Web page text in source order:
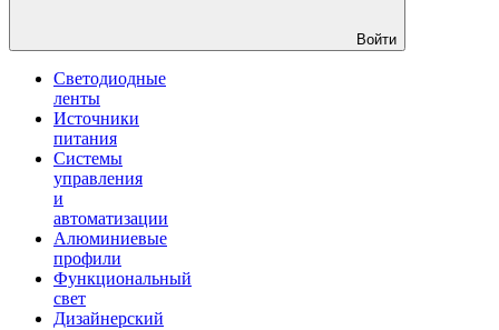
Войти
Светодиодные
ленты
Источники
питания
Системы
управления
и
автоматизации
Алюминиевые
профили
Функциональный
свет
Дизайнерский